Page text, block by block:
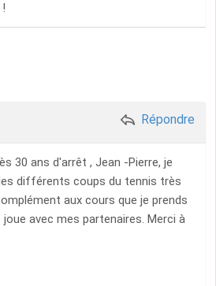
Répondre
30 ans d'arrêt , Jean -Pierre, je
différents coups du tennis très
aux cours que je prends
avec mes partenaires. Merci à